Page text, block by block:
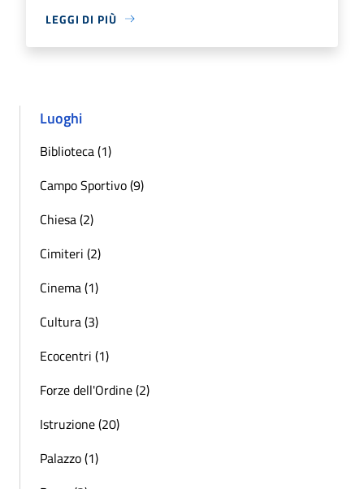
LEGGI DI PIÙ
Luoghi
Biblioteca (1)
Campo Sportivo (9)
Chiesa (2)
Cimiteri (2)
Cinema (1)
Cultura (3)
Ecocentri (1)
Forze dell'Ordine (2)
Istruzione (20)
Palazzo (1)